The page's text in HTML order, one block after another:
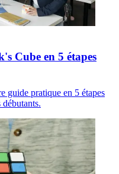
Cube en 5 étapes
guide pratique en 5 étapes
débutants.